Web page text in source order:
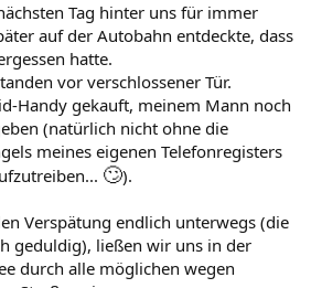
Tag hinter uns für immer
auf der Autobahn entdeckte, dass
hatte.
vor verschlossener Tür.
Handy gekauft, meinem Mann noch
(natürlich nicht ohne die
meines eigenen Telefonregisters
🙄).
Verspätung endlich unterwegs (die
geduldig), ließen wir uns in der
durch alle möglichen wegen